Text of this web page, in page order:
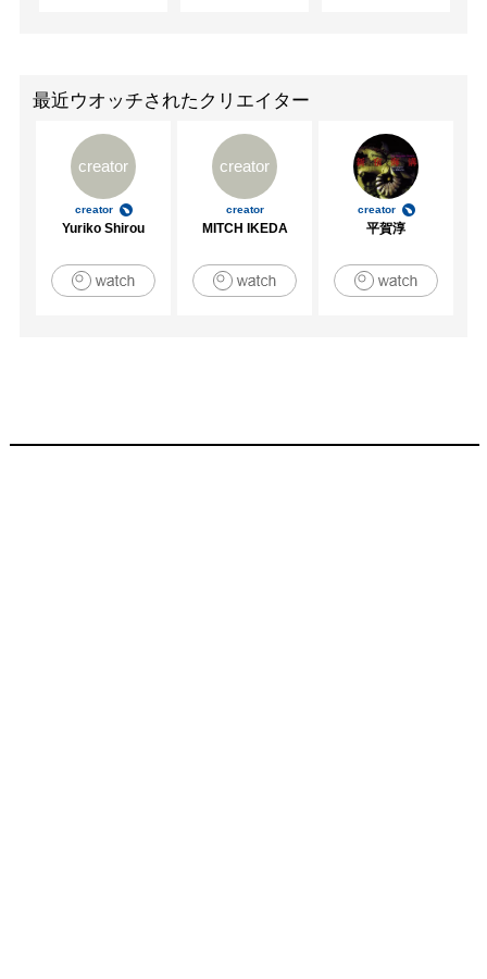
最近ウオッチされたクリエイター
creator
creator
Yuriko Shirou
creator
creator
MITCH IKEDA
creator
平賀淳